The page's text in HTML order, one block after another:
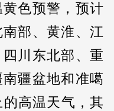
色预警，预计
部、黄淮、江
川东北部、重
疆盆地和准噶
高温天气，其